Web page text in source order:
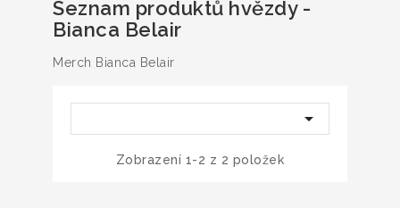
Seznam produktů hvězdy -
Bianca Belair
Merch Bianca Belair

Zobrazení 1-2 z 2 položek